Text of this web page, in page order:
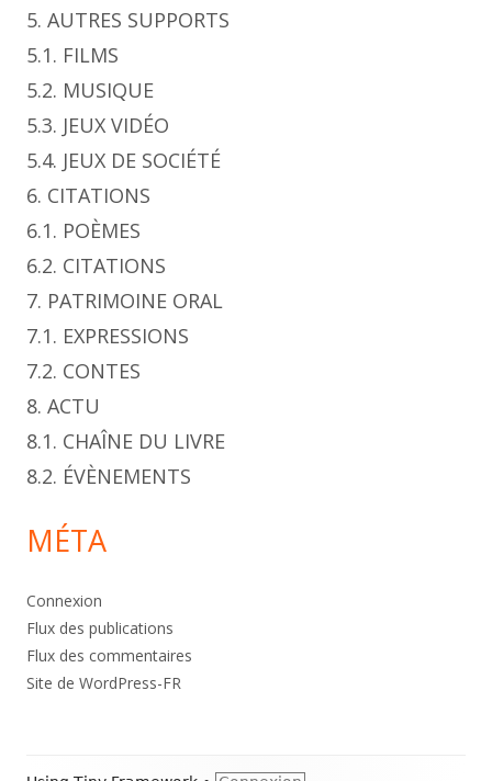
5. AUTRES SUPPORTS
5.1. FILMS
5.2. MUSIQUE
5.3. JEUX VIDÉO
5.4. JEUX DE SOCIÉTÉ
6. CITATIONS
6.1. POÈMES
6.2. CITATIONS
7. PATRIMOINE ORAL
7.1. EXPRESSIONS
7.2. CONTES
8. ACTU
8.1. CHAÎNE DU LIVRE
8.2. ÉVÈNEMENTS
MÉTA
Connexion
Flux des publications
Flux des commentaires
Site de WordPress-FR
Footer